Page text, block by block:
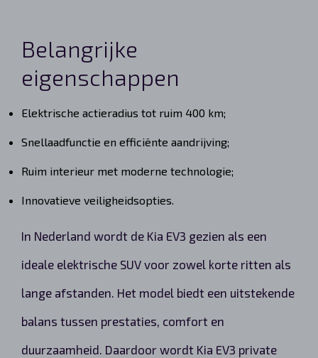
Belangrijke
eigenschappen
Elektrische actieradius tot ruim 400 km;
Snellaadfunctie en efficiënte aandrijving;
Ruim interieur met moderne technologie;
Innovatieve veiligheidsopties.
In Nederland wordt de Kia EV3 gezien als een
ideale elektrische SUV voor zowel korte ritten als
lange afstanden. Het model biedt een uitstekende
balans tussen prestaties, comfort en
duurzaamheid. Daardoor wordt Kia EV3 private